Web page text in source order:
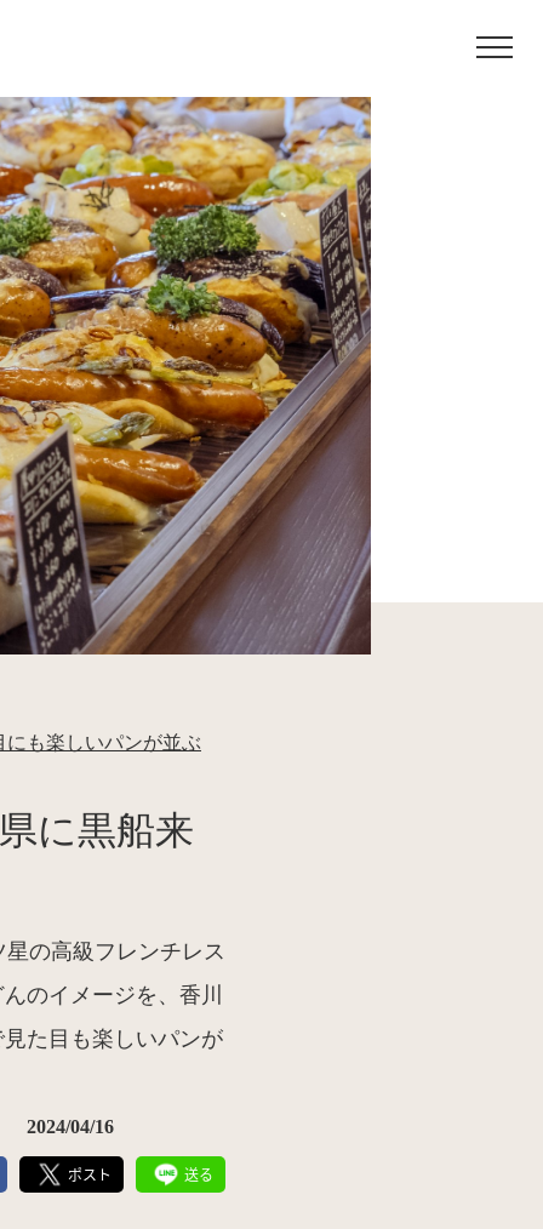
も楽しいパンが並ぶ
に黒船来
星の高級フレンチレス
のイメージを、香川
た目も楽しいパンが
2024/04/16
ポスト 送る